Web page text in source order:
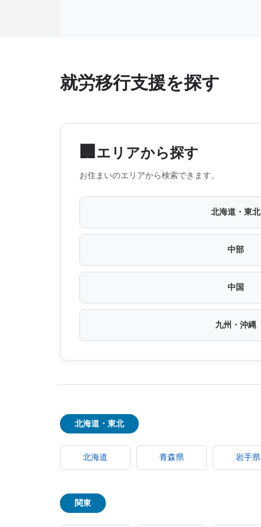
就労移行支援を探す
🏢 エリアから探す
お住まいのエリアから検索できます。
北海道・東北
中部
中国
九州・沖縄
北海道・東北
北海道 青森県 岩手県
関東